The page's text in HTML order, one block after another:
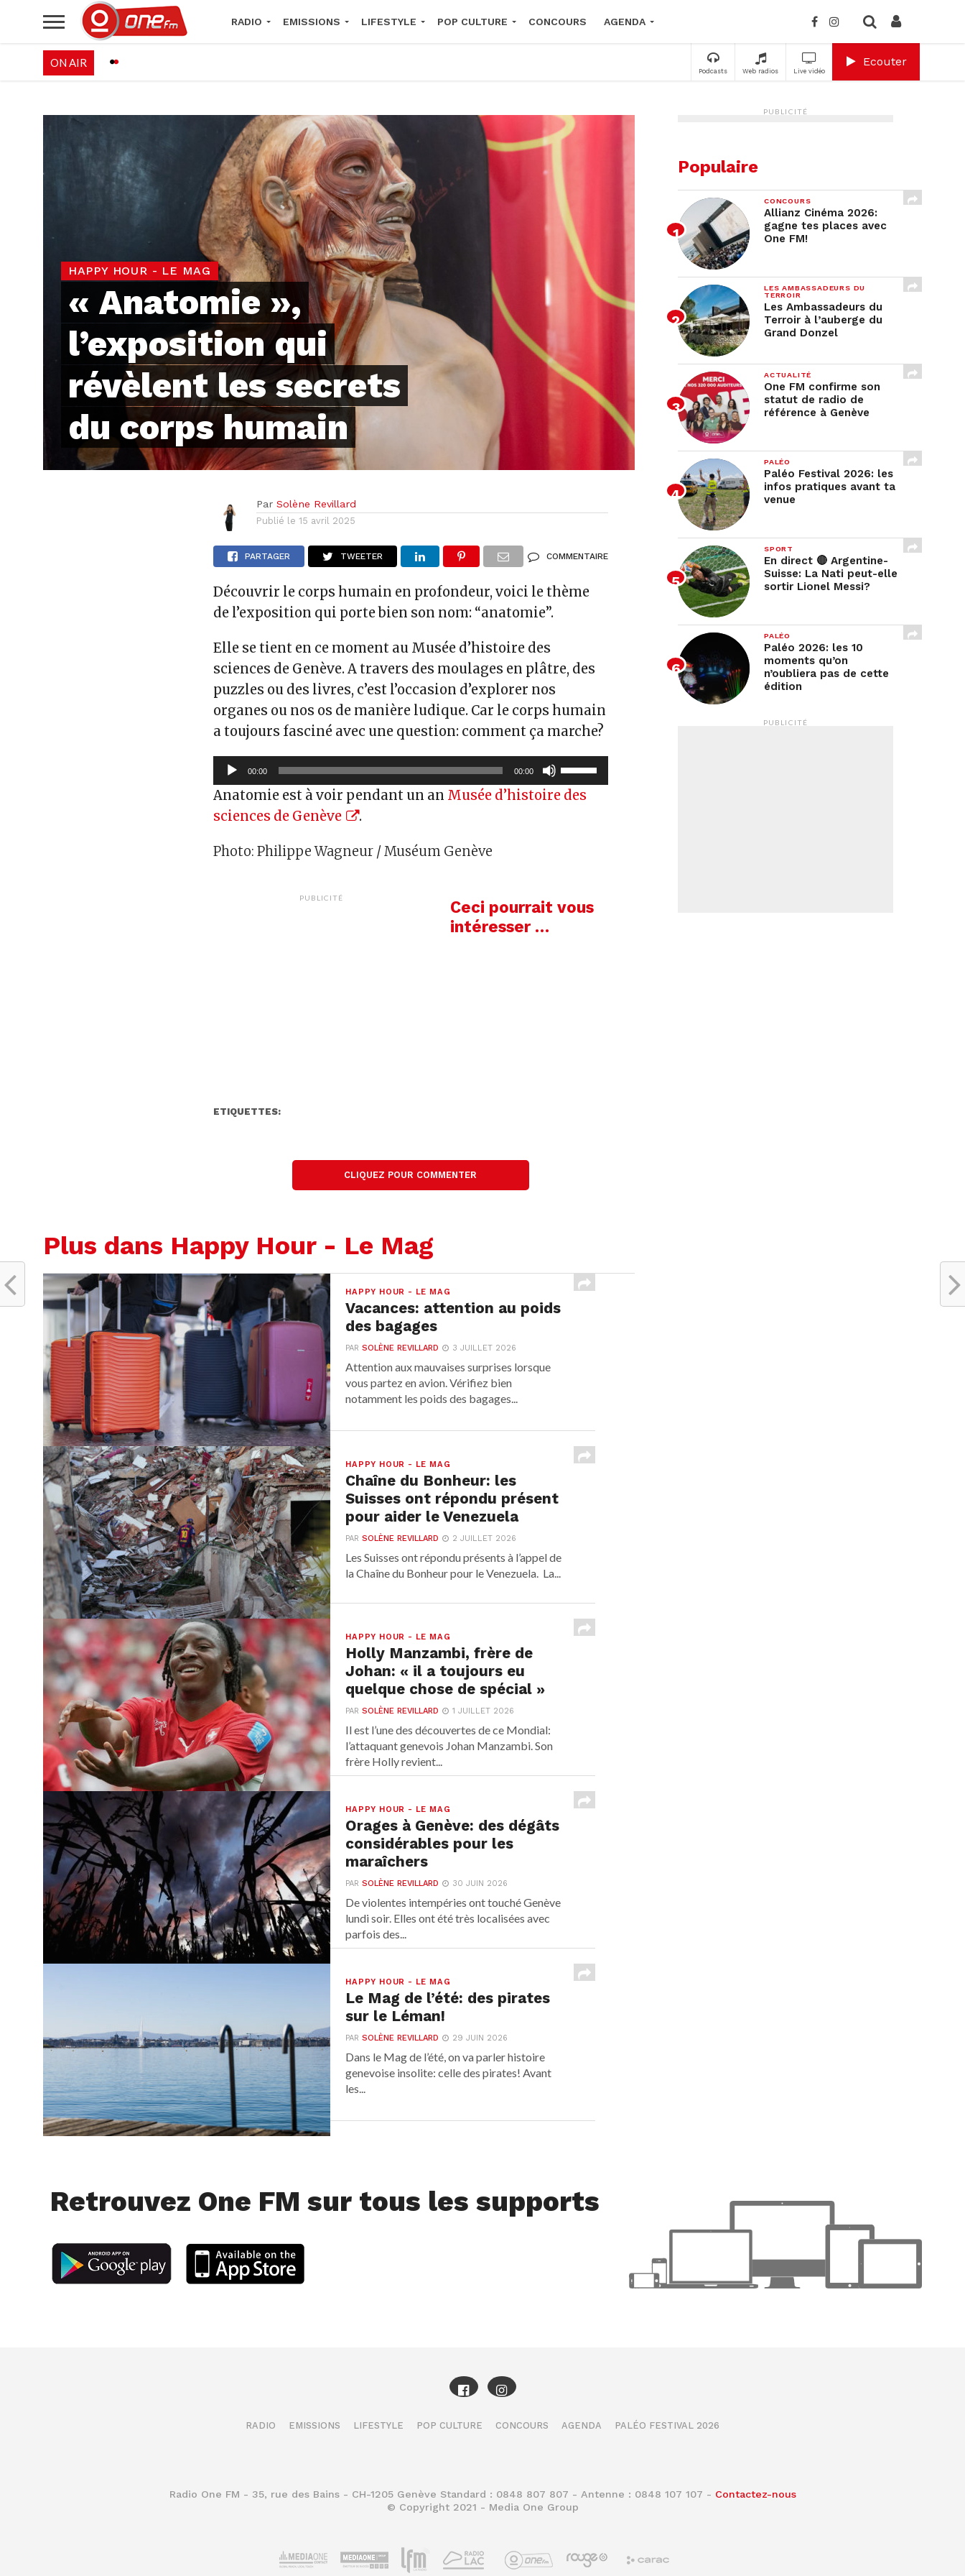
RADIO EMISSIONS LIFESTYLE POP CULTURE CONCOURS AGENDA
Podcasts Web radios Live vidéo
Ecouter
ON AIR
HAPPY HOUR - LE MAG
« Anatomie »,
l’exposition qui
révèlent les secrets
du corps humain
Par Solène Revillard
Publié le 15 avril 2025
PARTAGER TWEETER COMMENTAIRE
Découvrir le corps humain en profondeur, voici le thème
de l’exposition qui porte bien son nom: “anatomie”.
Elle se tient en ce moment au Musée d’histoire des
sciences de Genève. A travers des moulages en plâtre, des
puzzles ou des livres, c’est l’occasion d’explorer nos
organes ou nos os de manière ludique. Car le corps humain
a toujours fasciné avec une question: comment ça marche?
Lecteur
audio
00:00 00:00
Utilisez
les
flèches
le
Anatomie est à voir pendant un an Musée d’histoire des
sciences de Genève
.
Photo: Philippe Wagneur / Muséum Genève
PUBLICITÉ
Ceci pourrait vous
intéresser …
ETIQUETTES:
CLIQUEZ POUR COMMENTER
Plus dans Happy Hour - Le Mag
HAPPY HOUR - LE MAG
Vacances: attention au poids
des bagages
PARSOLÈNE REVILLARD 3 JUILLET 2026
Attention aux mauvaises surprises lorsque
vous partez en avion. Vérifiez bien
notamment les poids des bagages...
HAPPY HOUR - LE MAG
Chaîne du Bonheur: les
Suisses ont répondu présent
pour aider le Venezuela
PARSOLÈNE REVILLARD 2 JUILLET 2026
Les Suisses ont répondu présents à l’appel de
la Chaîne du Bonheur pour le Venezuela. La...
HAPPY HOUR - LE MAG
Holly Manzambi, frère de
Johan: « il a toujours eu
quelque chose de spécial »
PARSOLÈNE REVILLARD 1 JUILLET 2026
Il est l’une des découvertes de ce Mondial:
l’attaquant genevois Johan Manzambi. Son
frère Holly revient...
HAPPY HOUR - LE MAG
Orages à Genève: des dégâts
considérables pour les
maraîchers
PARSOLÈNE REVILLARD 30 JUIN 2026
De violentes intempéries ont touché Genève
lundi soir. Elles ont été très localisées avec
parfois des...
HAPPY HOUR - LE MAG
Le Mag de l’été: des pirates
sur le Léman!
PARSOLÈNE REVILLARD 29 JUIN 2026
Dans le Mag de l’été, on va parler histoire
genevoise insolite: celle des pirates! Avant
les...
PUBLICITÉ
Populaire
CONCOURS
Allianz Cinéma 2026:
gagne tes places avec
One FM!
LES AMBASSADEURS DU
TERROIR
Les Ambassadeurs du
Terroir à l’auberge du
Grand Donzel
ACTUALITÉ
One FM confirme son
statut de radio de
référence à Genève
PALÉO
Paléo Festival 2026: les
infos pratiques avant ta
venue
SPORT
En direct 🔴 Argentine-
Suisse: La Nati peut-elle
sortir Lionel Messi?
PALÉO
Paléo 2026: les 10
moments qu’on
n’oubliera pas de cette
édition
PUBLICITÉ
Retrouvez One FM sur tous les supports
RADIO EMISSIONS LIFESTYLE POP CULTURE CONCOURS AGENDA PALÉO FESTIVAL 2026
Radio One FM - 35, rue des Bains - CH-1205 Genève Standard : 0848 807 807 - Antenne : 0848 107 107 - Contactez-nous
© Copyright 2021 - Media One Group